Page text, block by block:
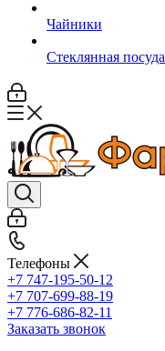
Чайники
Стеклянная посуда
Телефоны
+7 747-195-50-12
+7 707-699-88-19
+7 776-686-82-11
Заказать звонок